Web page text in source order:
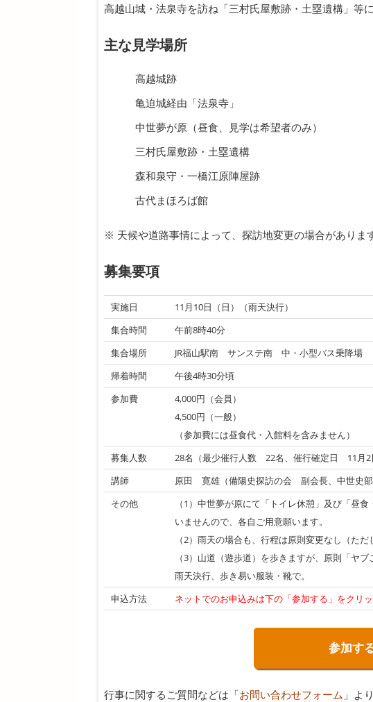
高越山城・法泉寺を訪ね「三村氏屋敷跡・土塁遺構」等
主な見学場所
高越城跡
亀迫城経由「法泉寺」
中世夢が原（昼食、見学は希望者のみ）
三村氏屋敷跡・土塁遺構
森和泉守・一橋江原陣屋跡
古代まほろば館
※ 天候や道路事情によって、探訪地変更の場合があります
募集要項
実施日
11月10日（日）（雨天決行）
集合時間
午前8時40分
集合場所
JR福山駅南 サンステ南 中・小型バス乗降場
帰着時間
午後4時30分頃
参加費
4,000円（会員）
4,500円（一般）
（参加費には昼食代・入館料を含みません）
募集人数
28名（最少催行人数 22名、催行確定日 11月2
講師
原田 寛雄（備陽史探訪の会 副会長、中世史部
その他
（1）中世夢が原にて「トイレ休憩」及び「昼
いませんので、各自ご用意願います。
（2）雨天の場合も、行程は原則変更なし（ただ
（3）山道（遊歩道）を歩きますが、原則「ヤブ
雨天決行、歩き易い服装・靴で。
申込方法
ネットでのお申込みは下の「参加する」をクリッ
参加す
行事に関するご質問などは「お問い合わせフォーム 」よ